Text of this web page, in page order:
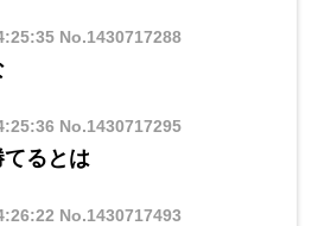
No.1430717288
No.1430717295
るとは
No.1430717493